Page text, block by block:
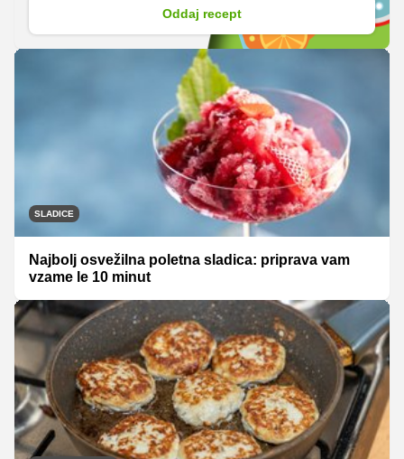
Oddaj recept
SLADICE
Najbolj osvežilna poletna sladica: priprava vam
vzame le 10 minut